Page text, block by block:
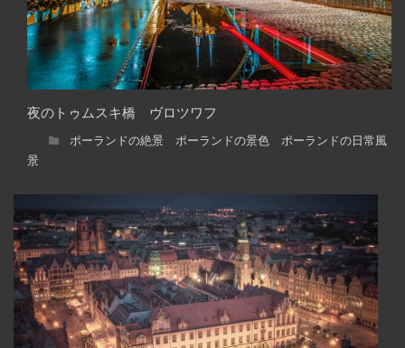
夜のトゥムスキ橋 ヴロツワフ
ポーランドの絶景 ポーランドの景色 ポーランドの日常風
景